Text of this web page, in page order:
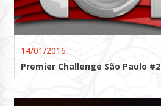
14/01/2016
Premier Challenge São Paulo #2